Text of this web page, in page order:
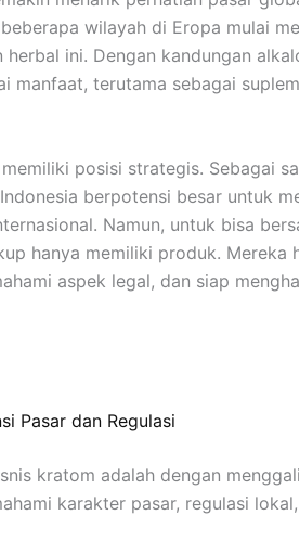
wilayah di Eropa mulai
ini. Dengan kandungan
manfaat, terutama sebagai
posisi strategis. Sebagai
berpotensi besar untuk
Namun, untuk bisa
hanya memiliki produk. Mereka
aspek legal, dan siap
Pasar dan Regulasi
kratom adalah dengan
karakter pasar, regulasi